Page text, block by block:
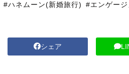
#ハネムーン(新婚旅行)
#エンゲー
シェア